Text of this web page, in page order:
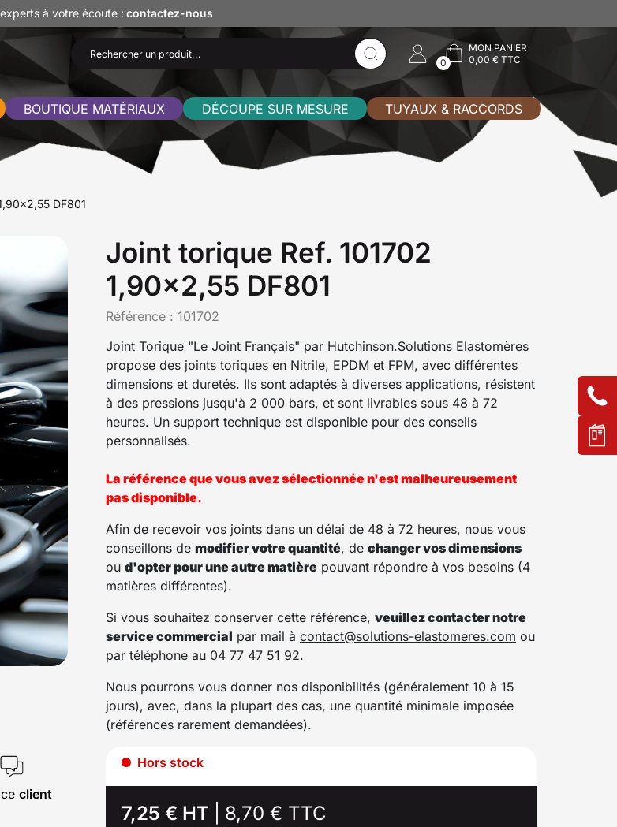
à votre écoute : contactez-nous
0
MON PANIER
0,00 € TTC
BOUTIQUE MATÉRIAUX DÉCOUPE SUR MESURE TUYAUX & RACCORDS
DF801
client
Joint torique Ref. 101702
1,90x2,55 DF801
Référence : 101702
Joint Torique "Le Joint Français" par Hutchinson.Solutions Elastomères
propose des joints toriques en Nitrile, EPDM et FPM, avec différentes
dimensions et duretés. Ils sont adaptés à diverses applications, résistent
à des pressions jusqu'à 2 000 bars, et sont livrables sous 48 à 72
heures. Un support technique est disponible pour des conseils
personnalisés.
La référence que vous avez sélectionnée n'est malheureusement
pas disponible.
Afin de recevoir vos joints dans un délai de 48 à 72 heures, nous vous
conseillons de modifier votre quantité, de changer vos dimensions
ou d'opter pour une autre matière pouvant répondre à vos besoins (4
matières différentes).
Si vous souhaitez conserver cette référence, veuillez contacter notre
service commercial par mail à contact@solutions-elastomeres.com ou
par téléphone au 04 77 47 51 92.
Nous pourrons vous donner nos disponibilités (généralement 10 à 15
jours), avec, dans la plupart des cas, une quantité minimale imposée
(références rarement demandées).
Hors stock
7,25 € HT 8,70 € TTC